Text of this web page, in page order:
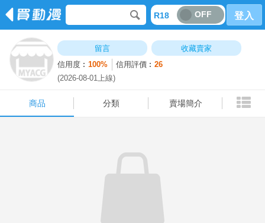
R18 OFF 登入
留言
收藏賣家
信用度︰100% 信用評價︰26
(2026-08-01上線)
商品 分類 賣場簡介
商品 分類 賣場簡介